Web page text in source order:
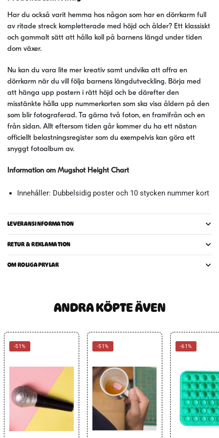
Har du också varit hemma hos någon som har en dörrkarm full
av ritade streck kompletterade med höjd och ålder? Ett klassiskt
och gammalt sätt att hålla koll på barnens längd under tiden
dom växer.
Nu kan du vara lite mer kreativ samt undvika att offra en
dörrkarm när du vill följa barnens längdutveckling. Börja med
att hänga upp postern i rätt höjd och be därefter den
misstänkte hålla upp nummerkorten som ska visa åldern på den
som blir fotograferad. Ta gärna två foton, en framifrån och en
från sidan. Allt eftersom tiden går kommer du ha ett nästan
officiellt belastningsregister som du exempelvis kan göra ett
snyggt fotoalbum av.
Information om Mugshot Height Chart
Innehåller: Dubbelsidig poster och 10 stycken nummer kort
LEVERANSINFORMATION
RETUR & REKLAMATION
OM ROLIGAPRYLAR
ANDRA KÖPTE ÄVEN
-51% -51% -61%